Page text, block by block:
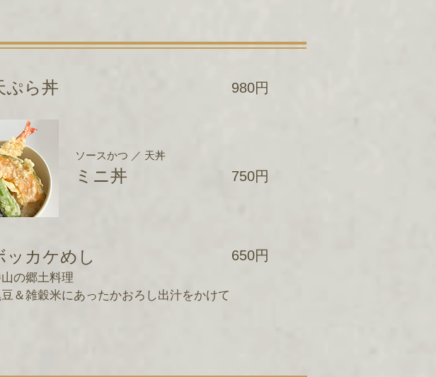
ぷら丼 980円
ソースかつ ／ 天丼
ミニ丼 750円
650円
ッカケめし
の郷土料理
＆雑穀米にあったかおろし出汁をかけて